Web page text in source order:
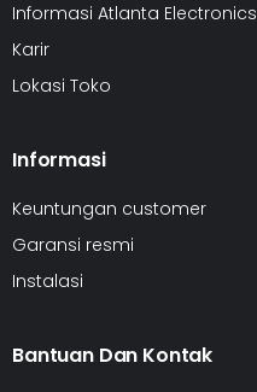
Informasi Atlanta Electronics
Karir
Lokasi Toko
Informasi
Keuntungan customer
Garansi resmi
Instalasi
Bantuan Dan Kontak